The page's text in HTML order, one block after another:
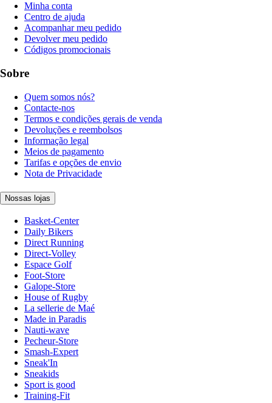
Minha conta
Centro de ajuda
Acompanhar meu pedido
Devolver meu pedido
Códigos promocionais
Sobre
Quem somos nós?
Contacte-nos
Termos e condições gerais de venda
Devoluções e reembolsos
Informação legal
Meios de pagamento
Tarifas e opções de envio
Nota de Privacidade
Nossas lojas
Basket-Center
Daily Bikers
Direct Running
Direct-Volley
Espace Golf
Foot-Store
Galope-Store
House of Rugby
La sellerie de Maé
Made in Paradis
Nauti-wave
Pecheur-Store
Smash-Expert
Sneak'In
Sneakids
Sport is good
Training-Fit